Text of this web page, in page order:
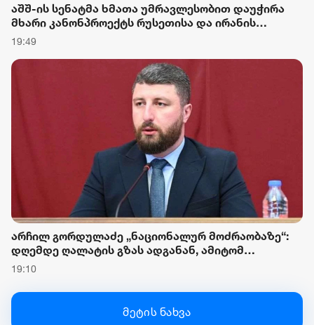
აშშ-ის სენატმა ხმათა უმრავლესობით დაუჭირა
მხარი კანონპროექტს რუსეთისა და ირანის
წინააღმდეგ სანქციების დაწესების შესახებ
19:49
არჩილ გორდულაძე „ნაციონალურ მოძრაობაზე“:
დღემდე ღალატის გზას ადგანან, ამიტომ
მნიშვნელოვანია, რომ საკონსტიტუციო
წარიმართოს და მათი მოღალატეობრივი ნაბიჯები
ერთხელ და სამუდამოდ სამართლებრივად
შეფასდეს
19:10
მეტის ნახვა